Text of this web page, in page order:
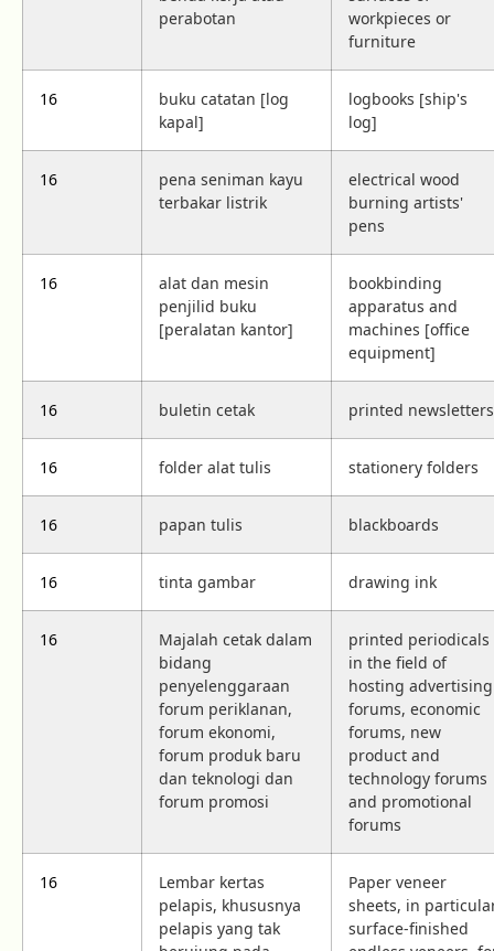
perabotan
workpieces or
furniture
16
buku catatan [log
kapal]
logbooks [ship's
log]
16
pena seniman kayu
terbakar listrik
electrical wood
burning artists'
pens
16
alat dan mesin
penjilid buku
[peralatan kantor]
bookbinding
apparatus and
machines [office
equipment]
16 buletin cetak printed newsletters
16 folder alat tulis stationery folders
16 papan tulis blackboards
16 tinta gambar drawing ink
16
Majalah cetak dalam
bidang
penyelenggaraan
forum periklanan,
forum ekonomi,
forum produk baru
dan teknologi dan
forum promosi
printed periodicals
in the field of
hosting advertising
forums, economic
forums, new
product and
technology forums
and promotional
forums
16
Lembar kertas
pelapis, khususnya
pelapis yang tak
Paper veneer
sheets, in
surface-finished